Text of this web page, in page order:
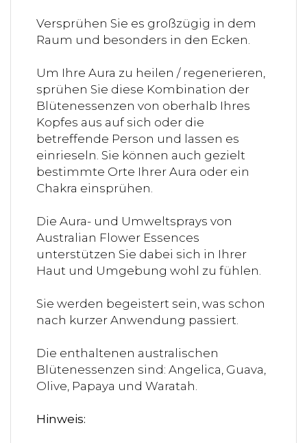
Versprühen Sie es großzügig in dem
Raum und besonders in den Ecken.
Um Ihre Aura zu heilen / regenerieren,
sprühen Sie diese Kombination der
Blütenessenzen von oberhalb Ihres
Kopfes aus auf sich oder die
betreffende Person und lassen es
einrieseln. Sie können auch gezielt
bestimmte Orte Ihrer Aura oder ein
Chakra einsprühen.
Die Aura- und Umweltsprays von
Australian Flower Essences
unterstützen Sie dabei sich in Ihrer
Haut und Umgebung wohl zu fühlen.
Sie werden begeistert sein, was schon
nach kurzer Anwendung passiert.
Die enthaltenen australischen
Blütenessenzen sind: Angelica, Guava,
Olive, Papaya und Waratah.
Hinweis: